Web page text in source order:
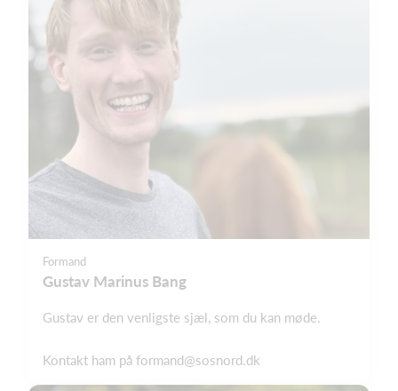
Formand
Gustav Marinus Bang
Gustav er den venligste sjæl, som du kan møde.
Kontakt ham på formand@sosnord.dk